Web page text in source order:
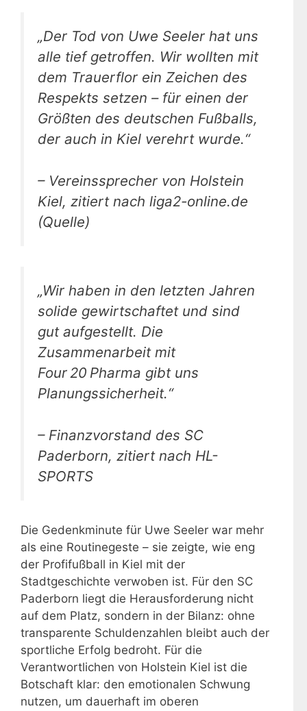
„Der Tod von Uwe Seeler hat uns
alle tief getroffen. Wir wollten mit
dem Trauerflor ein Zeichen des
Respekts setzen – für einen der
Größten des deutschen Fußballs,
der auch in Kiel verehrt wurde.“
– Vereinssprecher von Holstein
Kiel, zitiert nach liga2-online.de
(Quelle)
„Wir haben in den letzten Jahren
solide gewirtschaftet und sind
gut aufgestellt. Die
Zusammenarbeit mit
Four 20 Pharma gibt uns
Planungssicherheit.“
– Finanzvorstand des SC
Paderborn, zitiert nach HL-
SPORTS
Die Gedenkminute für Uwe Seeler war mehr
als eine Routinegeste – sie zeigte, wie eng
der Profifußball in Kiel mit der
Stadtgeschichte verwoben ist. Für den SC
Paderborn liegt die Herausforderung nicht
auf dem Platz, sondern in der Bilanz: ohne
transparente Schuldenzahlen bleibt auch der
sportliche Erfolg bedroht. Für die
Verantwortlichen von Holstein Kiel ist die
Botschaft klar: den emotionalen Schwung
nutzen, um dauerhaft im oberen